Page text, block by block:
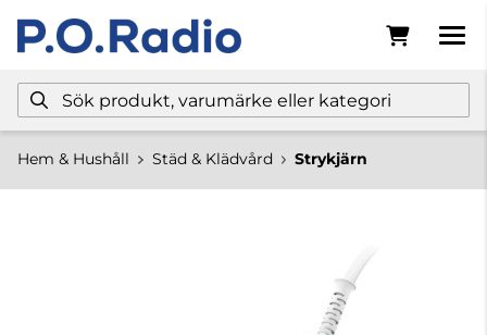
Hem & Hushåll Städ & Klädvård Strykjärn